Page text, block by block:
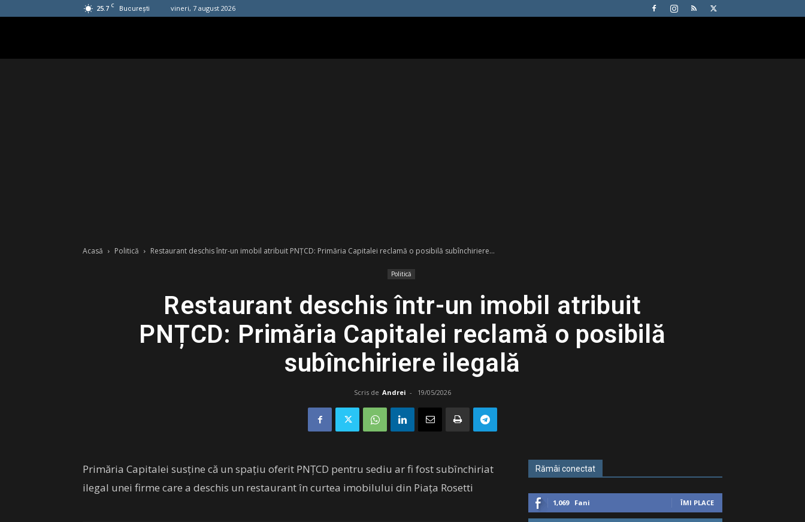
25.7 C București vineri, 7 august 2026
Acasă Politică Restaurant deschis într-un imobil atribuit PNȚCD: Primăria Capitalei reclamă o posibilă subînchiriere...
Politică
Restaurant deschis într-un imobil atribuit
PNȚCD: Primăria Capitalei reclamă o posibilă
subînchiriere ilegală
Scris de Andrei - 19/05/2026
Primăria Capitalei susține că un spațiu oferit PNȚCD pentru sediu ar fi fost subînchiriat
ilegal unei firme care a deschis un restaurant în curtea imobilului din Piața Rosetti
Rămâi conectat
1,069 Fani ÎMI PLACE